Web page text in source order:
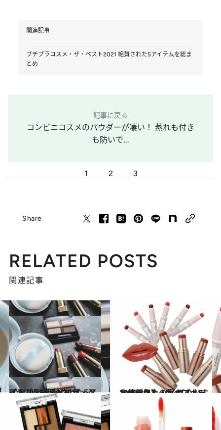
関連記事
プチプラコスメ・ザ・ベスト2021 絶賛された5アイテムを総ま
とめ
記事に戻る
コンビニコスメのパウダーが凄い！ 蒸れも付き
も防いで...
1 2 3
Share
RELATED POSTS
関連記事
2021.12.16
プチプラコスメ・ザ・ベスト2021 絶賛された5アイテムを総まとめ
ビューティ＆ヘルス 2021.3.31
お値段以上の実力【キャンメイク】 リップのおすすめ新色＆人気ベスト5
ビューティ＆ヘルス